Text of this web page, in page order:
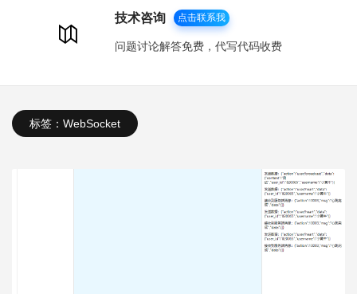
技术咨询 点击联系我
问题讨论解答免费，代写代码收费
标签：WebSocket